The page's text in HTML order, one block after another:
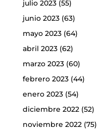
julio 2023(55)
junio 2023(63)
mayo 2023(64)
abril 2023(62)
marzo 2023(60)
febrero 2023(44)
enero 2023(54)
diciembre 2022(52)
noviembre 2022(75)